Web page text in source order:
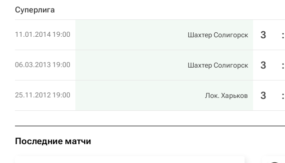
Суперлига
11.01.2014 19:00 Шахтер Солигорск 3 :
06.03.2013 19:00 Шахтер Солигорск 3 :
25.11.2012 19:00 Лок. Харьков 3 :
Последние матчи